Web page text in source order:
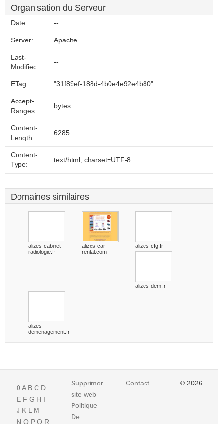
Organisation du Serveur
Date: --
Server: Apache
Last-
Modified:
--
ETag: "31f89ef-188d-4b0e4e92e4b80"
Accept-
Ranges:
bytes
Content-
Length:
6285
Content-
Type:
text/html; charset=UTF-8
Domaines similaires
alizes-cabinet-
radiologie.fr
alizes-car-
rental.com
alizes-cfg.fr
alizes-dem.fr
alizes-
demenagement.fr
0A B C D
E F G H I
J K L M
N O P Q R
Supprimer
site web
Politique
De
Contact © 2026